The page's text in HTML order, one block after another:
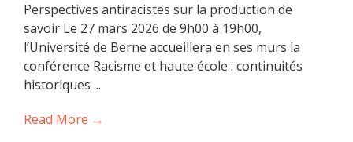
Perspectives antiracistes sur la production de
savoir Le 27 mars 2026 de 9h00 à 19h00,
l’Université de Berne accueillera en ses murs la
conférence Racisme et haute école : continuités
historiques ...
Read More →